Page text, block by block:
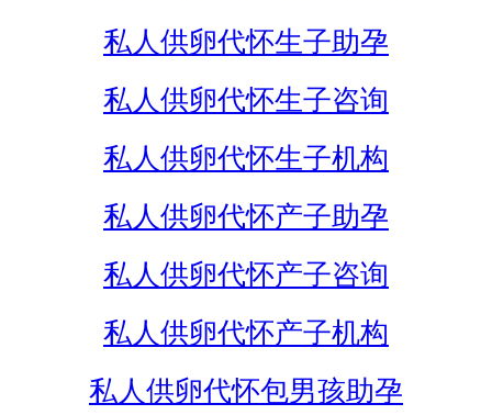
私人供卵代怀生子助孕
私人供卵代怀生子咨询
私人供卵代怀生子机构
私人供卵代怀产子助孕
私人供卵代怀产子咨询
私人供卵代怀产子机构
私人供卵代怀包男孩助孕